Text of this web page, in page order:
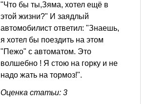
"Что бы ты,Зяма, хотел ещё в
этой жизни?" И заядлый
автомобилист ответил: "Знаешь,
я хотел бы поездить на этом
"Пежо" с автоматом. Это
волшебно ! Я стою на горку и не
надо жать на тормоз!".
Оценка статьи: 3